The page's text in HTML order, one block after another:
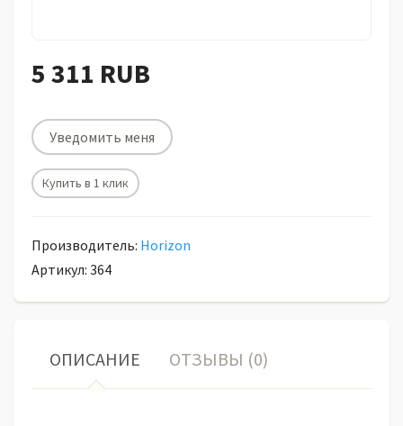
5 311 RUB
Уведомить меня
Купить в 1 клик
Производитель: Horizon
Артикул: 364
ОПИСАНИЕ ОТЗЫВЫ (0)